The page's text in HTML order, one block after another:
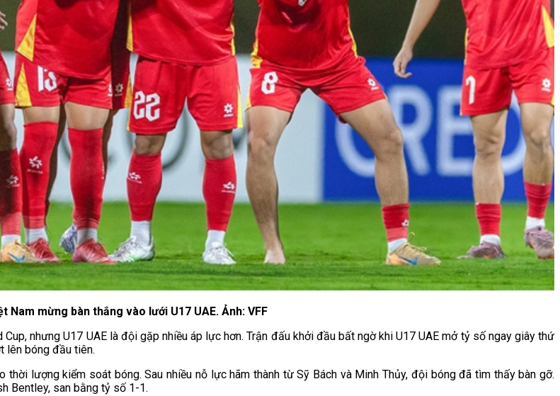
Nam mừng bàn thắng vào lưới U17 UAE. Ảnh: VFF
nhưng U17 UAE là đội gặp nhiều áp lực hơn. Trận đấu khởi đầu bất ngờ khi U17 UAE mở tỷ số ngay giây thứ
lên bóng đầu tiên.
thời lượng kiểm soát bóng. Sau nhiều nỗ lực hãm thành từ Sỹ Bách và Minh Thủy, đội bóng đã tìm thấy bàn gỡ.
Bentley, san bằng tỷ số 1-1.